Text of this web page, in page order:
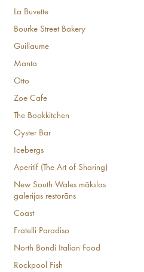
La Buvette
Bourke Street Bakery
Guillaume
Manta
Otto
Zoe Cafe
The Bookkitchen
Oyster Bar
Icebergs
Aperitif (The Art of Sharing)
New South Wales mākslas
galerijas restorāns
Coast
Fratelli Paradiso
North Bondi Italian Food
Rockpool Fish